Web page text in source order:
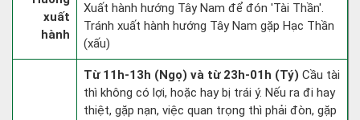
xuất
hành
Xuất hành hướng Tây Nam để đón 'Tài Thần'.
Tránh xuất hành hướng Tây Nam gặp Hạc Thần
(xấu)
Từ 11h-13h (Ngọ) và từ 23h-01h (Tý) Cầu tài
thì không có lợi, hoặc hay bị trái ý. Nếu ra đi hay
thiệt, gặp nạn, việc quan trọng thì phải đòn, gặp